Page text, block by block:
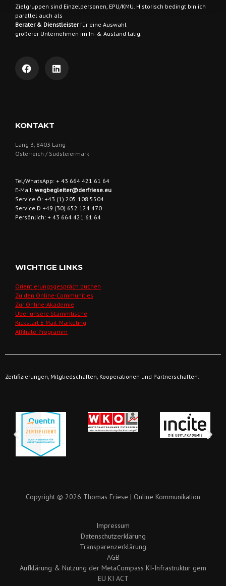
Zielgruppen sind Einzelpersonen, EPU/KMU. Historisch bedingt bin ich
parallel auch als
Berater & Dienstleisterfür eine Auswahl
größerer Unternehmen im In- & Ausland tätig.
KONTAKT
Lang 3, 8403 Lang
Österreich / Südsteiermark
Tel/WhatsApp: + 43 664 421 61 64
E-Mail: wegbegleiter@derfriese.eu
Service Ö: +43 (1) 205 108 5504
Service D +49 (30) 652 124 470
Persönlich: + 43 664 421 61 64
WICHTIGE LINKS
Orientierungsgespräch buchen
Zu den Online-Communities
Zur Online-Akademie
Über unsere Stammtische
Kickstart E-Mail-Marketing
Affiliate-Programm
Zertifizierungen, Mitgliedschaften, Kooperationen und Partnerschaften:
Copyright © 2026 Thomas Friese | Online Kommunikation
Impressum
Datenschutzerklärung
Transparenzerklärung
AGB
Aufklärung & Nutzung der MetaCompass KI-Infrastruktur gem
EU KI ACT